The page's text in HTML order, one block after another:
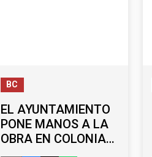
BC
EL AYUNTAMIENTO
PONE MANOS A LA
OBRA EN COLONIAS
DE OTAY, LA MESA Y